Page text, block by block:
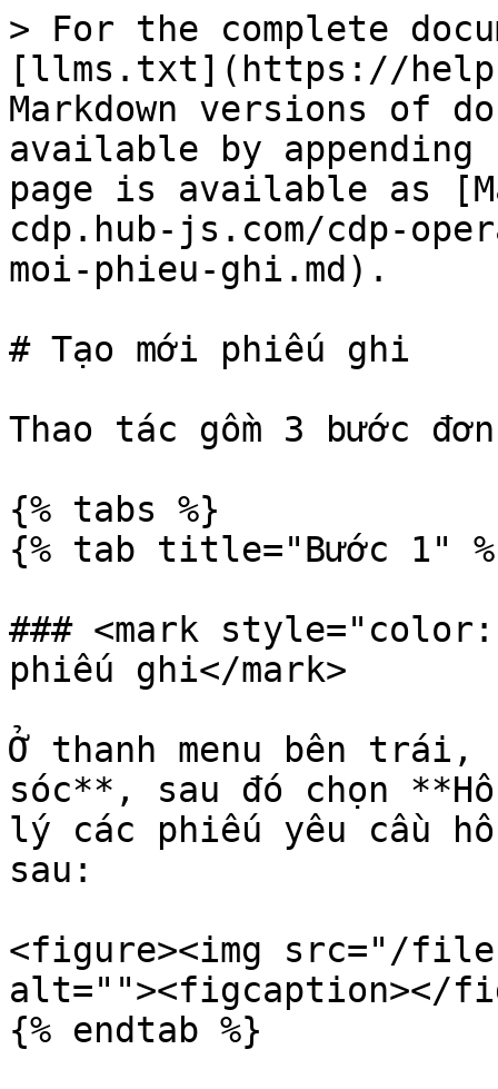
> For the complete
[llms.txt](https://
Markdown versions of
available by
page is available as
cdp.hub-js.com/cdp-
moi-phieu-ghi.md).
# Tạo mới phiếu ghi
Thao tác gồm 3 bước
{% tabs %}
{% tab title="Bước 1"
### <mark
phiếu ghi</mark>
Ở thanh menu bên trái,
sóc**, sau đó chọn
lý các phiếu yêu cầu
sau:
<figure><img src="/files/
alt=""><figcaption></
{% endtab %}